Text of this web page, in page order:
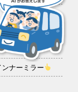
ンナーミラー